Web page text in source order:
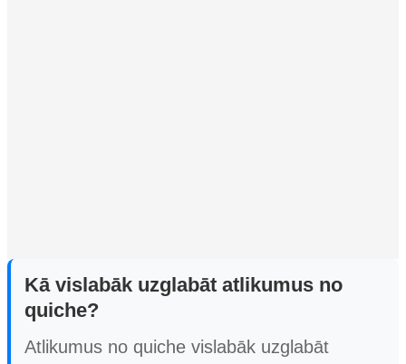
Kā vislabāk uzglabāt atlikumus no
quiche?
Atlikumus no quiche vislabāk uzglabāt